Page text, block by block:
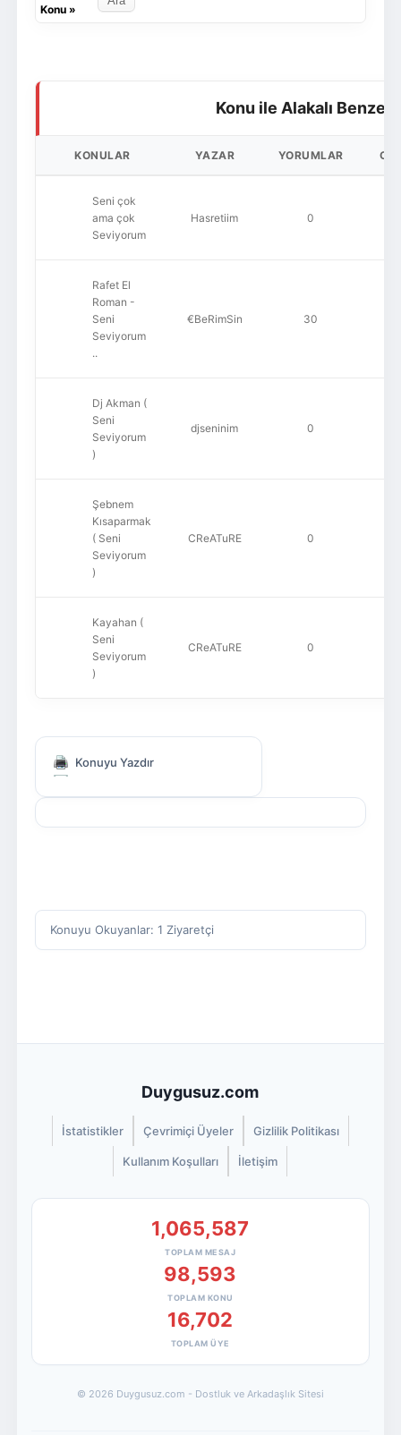
Konu»
Konu ile Alakalı Benzer
KONULAR YAZAR YORUMLAR
Seni çok
ama çok
Seviyorum
Hasretiim 0
Rafet El
Roman -
Seni
Seviyorum
..
€BeRimSin 30
Dj Akman (
Seni
Seviyorum
)
djseninim 0
Şebnem
Kısaparmak
( Seni
Seviyorum
)
CReATuRE 0
Kayahan (
Seni
Seviyorum
)
CReATuRE 0
Konuyu Yazdır
Konuyu Okuyanlar: 1 Ziyaretçi
Duygusuz.com
İstatistikler Çevrimiçi Üyeler Gizlilik Politikası
Kullanım Koşulları İletişim
1,065,587
TOPLAM MESAJ
98,593
TOPLAM KONU
16,702
TOPLAM ÜYE
© 2026 Duygusuz.com - Dostluk ve Arkadaşlık Sitesi